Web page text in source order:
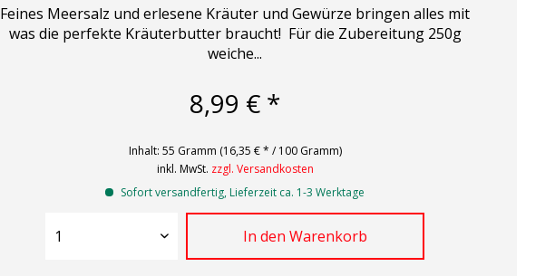
Feines Meersalz und erlesene Kräuter und Gewürze bringen alles mit
was die perfekte Kräuterbutter braucht! Für die Zubereitung 250g
weiche...
8,99 € *
Inhalt: 55 Gramm (16,35 € * / 100 Gramm)
inkl. MwSt. zzgl. Versandkosten
Sofort versandfertig, Lieferzeit ca. 1-3 Werktage
In den Warenkorb